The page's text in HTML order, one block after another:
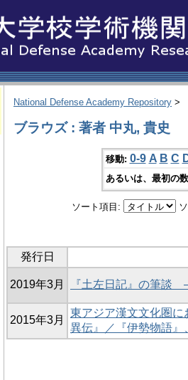
National Defense Academy Repository >
ブラウズ : 著者 中丸, 貴史
移動: 0-9 A B C
あるいは、最初の
ソート項目:
発行日
2019年3月 『土左日記』の筆談
2015年3月
東アジア漢文文化圏
異伝』／『伊勢物語